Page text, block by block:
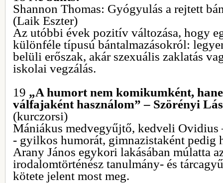
Shannon Thomas: Gyógyulás a rejtett
(Laik Eszter)
Az utóbbi évek pozitív változása, hogy
különféle típusú bántalmazásokról:
belüli erőszak, akár szexuális zaklatás
iskolai vegzálás.
19 „A humort nem komikumként,
válfajaként használom” – Szörényi
(kurczorsi)
Mániákus medvegyűjtő, kedveli Ovidius
- gyilkos humorát, gimnazistaként pedig
Arany János egykori lakásában múlatta
irodalomtörténész tanulmány- és
kötete jelent most meg.